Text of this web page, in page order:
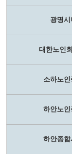
광명의 역사
국내외 교류
시민이용시설
광명시
대한노인
소하노
하안노
하안종